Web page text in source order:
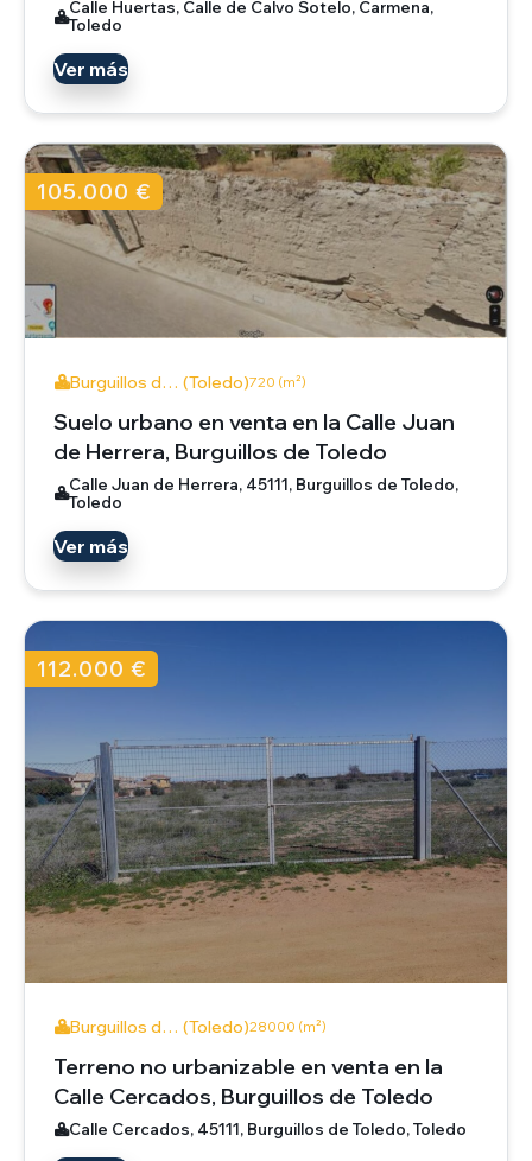
Calle Huertas, Calle de Calvo Sotelo, Carmena,
Toledo
Ver más
105.000 €
Burguillos d… (Toledo)720 (m²)
Suelo urbano en venta en la Calle Juan
de Herrera, Burguillos de Toledo
Calle Juan de Herrera, 45111, Burguillos de Toledo,
Toledo
Ver más
112.000 €
Burguillos d… (Toledo)28000 (m²)
Terreno no urbanizable en venta en la
Calle Cercados, Burguillos de Toledo
Calle Cercados, 45111, Burguillos de Toledo, Toledo